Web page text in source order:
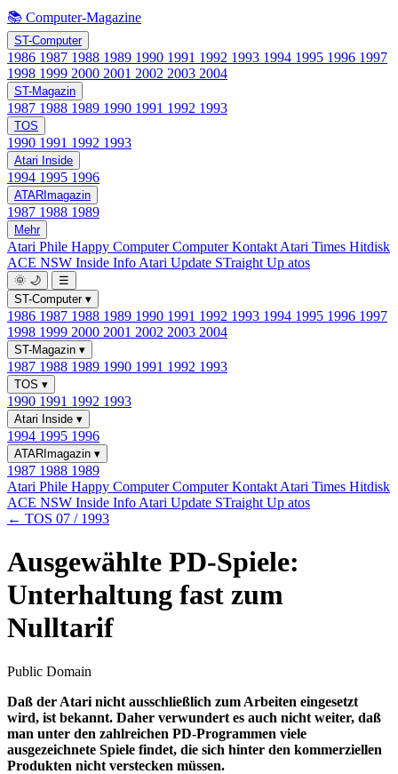
📚 Computer-Magazine
ST-Computer
1986 1987 1988 1989 1990 1991 1992 1993 1994 1995 1996 1997
1998 1999 2000 2001 2002 2003 2004
ST-Magazin
1987 1988 1989 1990 1991 1992 1993
TOS
1990 1991 1992 1993
Atari Inside
1994 1995 1996
ATARImagazin
1987 1988 1989
Mehr
Atari Phile Happy ComputerComputer Kontakt Atari Times Hitdisk
ACE NSW Inside Info Atari Update STraight Up atos
🌞 🌙
☰
ST-Computer ▾
1986 1987 1988 1989 1990 1991 1992 1993 1994 1995 1996 1997
1998 1999 2000 2001 2002 2003 2004
ST-Magazin ▾
1987 1988 1989 1990 1991 1992 1993
TOS ▾
1990 1991 1992 1993
Atari Inside ▾
1994 1995 1996
ATARImagazin ▾
1987 1988 1989
Atari Phile Happy ComputerComputer Kontakt Atari Times Hitdisk
ACE NSW Inside Info Atari Update STraight Up atos
← TOS 07 / 1993
Ausgewählte PD-Spiele:
Unterhaltung fast zum
Nulltarif
Public Domain
Daß der Atari nicht ausschließlich zum Arbeiten eingesetzt
wird, ist bekannt. Daher verwundert es auch nicht weiter, daß
man unter den zahlreichen PD-Programmen viele
ausgezeichnete Spiele findet, die sich hinter den kommerziellen
Produkten nicht verstecken müssen.